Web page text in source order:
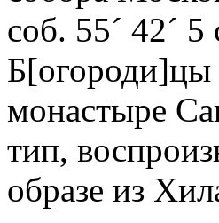
соб. 55´ 42´ 5
Б[огороди]цы
монастыре
тип,
образе из